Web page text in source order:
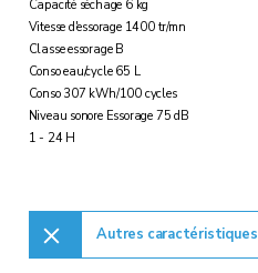
Capacité séchage 6 kg
Vitesse d'essorage 1400 tr/mn
Classe essorage B
Conso eau/cycle 65 L
Conso 307 kWh/100 cycles
Niveau sonore Essorage 75 dB
1 - 24 H
Autres caractéristiques